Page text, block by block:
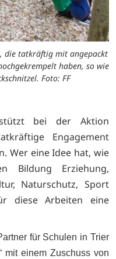
die tatkräftig mit angepackt
haben, so wie
Foto: FF
bei der Aktion
Engagement
Wer eine Idee hat, wie
Bildung Erziehung,
Naturschutz, Sport
diese Arbeiten eine
für Schulen in Trier
mit einem Zuschuss von